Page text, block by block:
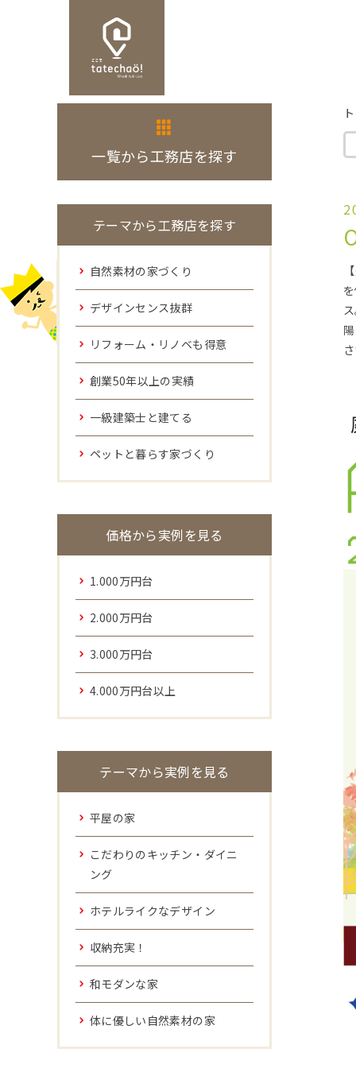
一覧から工務店を探す
テーマから工務店を探す
自然素材の家づくり
デザインセンス抜群
リフォーム・リノベも得意
創業50年以上の実績
一級建築士と建てる
ペットと暮らす家づくり
価格から実例を見る
1.000万円台
2.000万円台
3.000万円台
4.000万円台以上
テーマから実例を見る
平屋の家
こだわりのキッチン・ダイニ
ング
ホテルライクなデザイン
収納充実！
和モダンな家
体に優しい自然素材の家